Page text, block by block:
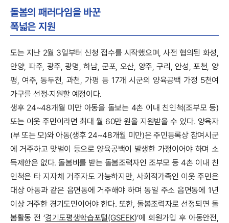
돌봄의 패러다임을 바꾼
폭넓은 지원
도는 지난 2월 3일부터 신청 접수를 시작했으며, 사전 협의된 화성,
안양, 파주, 광주, 광명, 하남, 군포, 오산, 양주, 구리, 안성, 포천, 양
평, 여주, 동두천, 과천, 가평 등 17개 시군의 양육공백 가정 5천여
가구를 선정·지원할 예정이다.
생후 24~48개월 미만 아동을 돌보는 4촌 이내 친인척(조부모 등)
또는 이웃 주민이라면 최대 월 60만 원을 지원받을 수 있다. 양육자
(부 또는 모)와 아동(생후 24~48개월 미만)은 주민등록상 참여시군
에 거주하고 맞벌이 등으로 양육공백이 발생한 가정이어야 하며 소
득제한은 없다. 돌봄비를 받는 돌봄조력자인 조부모 등 4촌 이내 친
인척은 타 지자체 거주자도 가능하지만, 사회적가족인 이웃 주민은
대상 아동과 같은 읍면동에 거주해야 하며 동일 주소 읍면동에 1년
이상 거주한 경기도민이어야 한다. 또한, 돌봄조력자로 선정되면 돌
봄활동 전 ‘경기도평생학습포털(GSEEK)’에 회원가입 후 아동안전,